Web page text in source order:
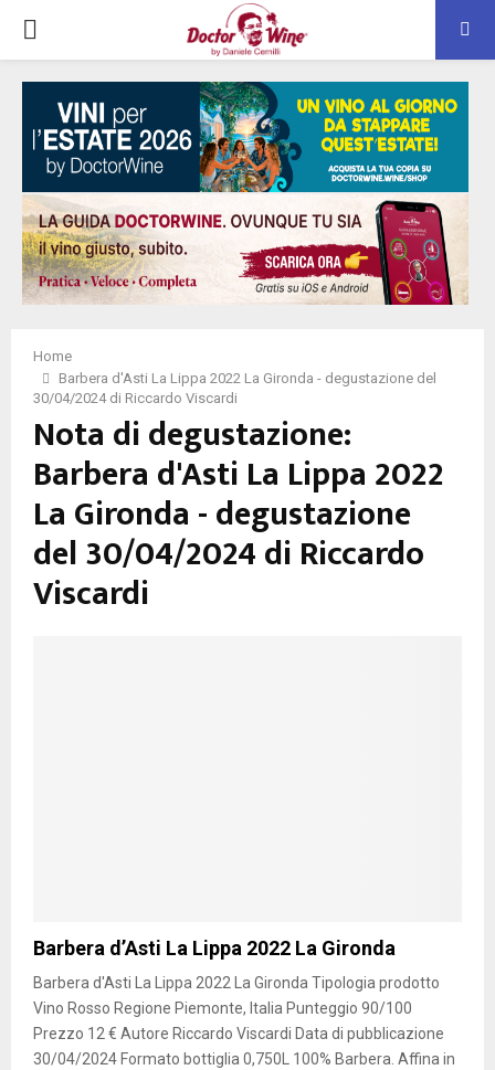
PRIMARY
MENU
Home
Barbera d'Asti La Lippa 2022 La Gironda - degustazione del
30/04/2024 di Riccardo Viscardi
Nota di degustazione:
Barbera d'Asti La Lippa 2022
La Gironda - degustazione
del 30/04/2024 di Riccardo
Viscardi
Barbera d’Asti La Lippa 2022 La Gironda
Barbera d'Asti La Lippa 2022 La Gironda Tipologia prodotto
Vino Rosso Regione Piemonte, Italia Punteggio 90/100
Prezzo 12 € Autore Riccardo Viscardi Data di pubblicazione
30/04/2024 Formato bottiglia 0,750L 100% Barbera. Affina in